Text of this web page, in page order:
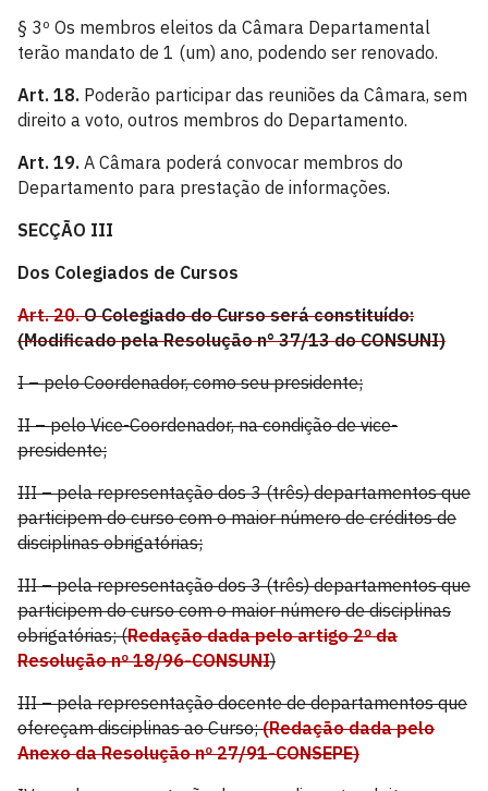
§ 3º Os membros eleitos da Câmara Departamental
terão mandato de 1 (um) ano, podendo ser renovado.
Art. 18. Poderão participar das reuniões da Câmara, sem
direito a voto, outros membros do Departamento.
Art. 19. A Câmara poderá convocar membros do
Departamento para prestação de informações.
SECÇÃO III
Dos Colegiados de Cursos
Art. 20.O Colegiado do Curso será constituído:
(Modificado pela Resolução n° 37/13 do CONSUNI)
I – pelo Coordenador, como seu presidente;
II – pelo Vice-Coordenador, na condição de vice-
presidente;
III – pela representação dos 3 (três) departamentos que
participem do curso com o maior número de créditos de
disciplinas obrigatórias;
III – pela representação dos 3 (três) departamentos que
participem do curso com o maior número de disciplinas
obrigatórias; (Redação dada pelo artigo 2º da
Resolução nº 18/96-CONSUNI)
III – pela representação docente de departamentos que
ofereçam disciplinas ao Curso;(Redação dada pelo
Anexo da Resolução nº 27/91-CONSEPE)